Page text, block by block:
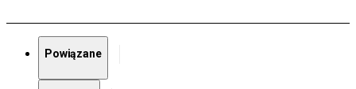
Powiązane